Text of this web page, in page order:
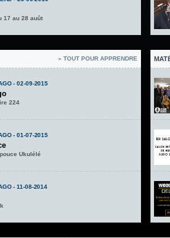
17 au 28 auût
» TOUT POUR APPRENDRE
- 02-09-2015
224
- 01-07-2015
Ukulélé
- 11-08-2014